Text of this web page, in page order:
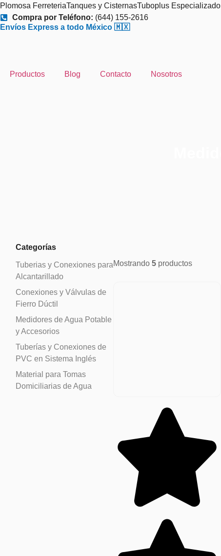
Plomosa FerreteriaTanques y CisternasTuboplus Especializado
Compra por Teléfono: (644) 155-2616
Envíos Express a todo México 🇲🇽
Productos Blog Contacto Nosotros
Categorías​
Tuberias y Conexiones para
Alcantarillado
Conexiones y Válvulas de
Fierro Dúctil
Medidores de Agua Potable
y Accesorios
Tuberías y Conexiones de
PVC en Sistema Inglés
Material para Tomas
Domiciliarias de Agua
Mostrando 5 productos